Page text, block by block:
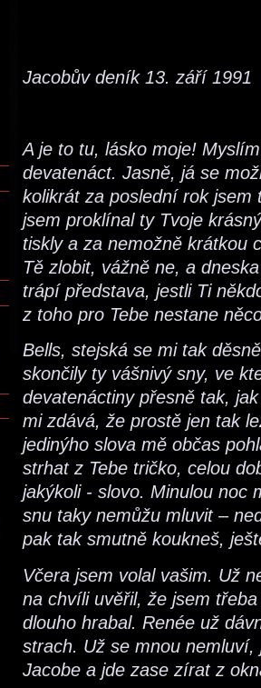
Jacobův deník 13. září 1991
A je to tu, lásko moje!
devatenáct. Jasně, já se
kolikrát za poslední rok jsem
jsem proklínal ty Tvoje
tiskly a za nemožně krátkou
Tě zlobit, vážně ne, a
trápí představa, jestli Ti
z toho pro Tebe nestane
Bells, stejská se mi tak
skončily ty vášnivý sny, ve
devatenáctiny přesně tak,
mi zdává, že prostě jen tak
jedinýho slova mě občas
strhat z Tebe tričko, celou
jakýkoli - slovo. Minulou noc
snu taky nemůžu mluvit –
pak tak smutně koukneš,
Včera jsem volal vašim. Už
na chvíli uvěřil, že jsem
dlouho hrabal. Renée už
strach. Už se mnou
Jacobe a jde zase zírat z